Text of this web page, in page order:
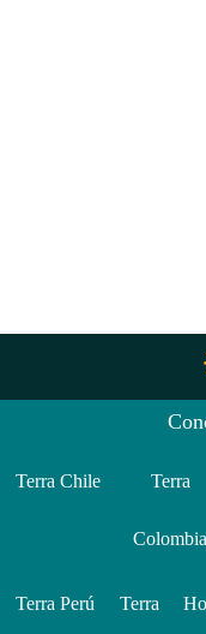
Terra Chile Terra
Colombia
Terra Perú Terra